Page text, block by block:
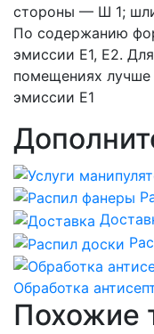
стороны — Ш 1;
По содержанию
эмиссии Е1, Е2.
помещениях лучше
эмиссии Е1
Обработка
Похожие